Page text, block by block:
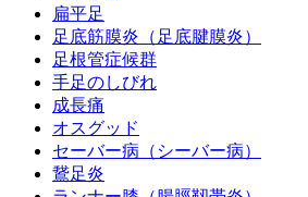
扁平足
足底筋膜炎（足底腱膜炎）
足根管症候群
手足のしびれ
成長痛
オスグッド
セーバー病（シーバー病）
鵞足炎